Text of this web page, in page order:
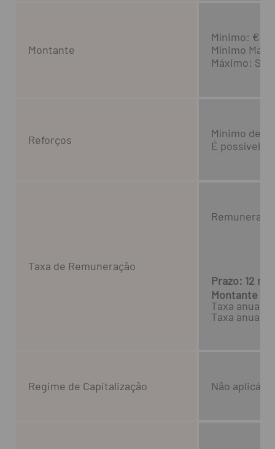
Montante
Mínimo: € 1
Mínimo
Máximo:
Reforços
Mínimo de
É possível
Taxa de Remuneração
Prazo: 12
Montante
Taxa anual
Taxa anual
Regime de Capitalização Não